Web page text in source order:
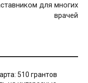
для многих
врачей
510 грантов